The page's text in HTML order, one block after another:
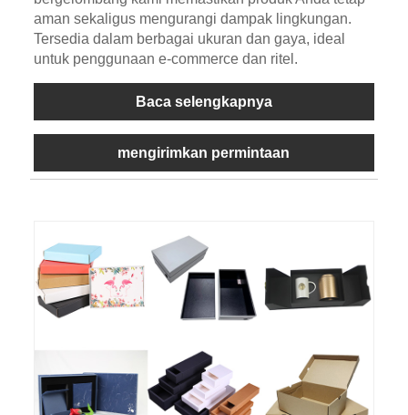
aman sekaligus mengurangi dampak lingkungan.
Tersedia dalam berbagai ukuran dan gaya, ideal
untuk penggunaan e-commerce dan ritel.
Baca selengkapnya
mengirimkan permintaan